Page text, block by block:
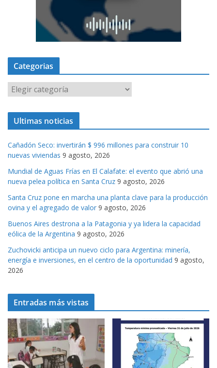
Categorias
a
t
o
r
i
a
s
Ultimas noticias
Cañadón Seco: invertirán $ 996 millones para construir 10
nuevas viviendas 9 agosto, 2026
Mundial de Aguas Frías en El Calafate: el evento que abrió una
nueva pelea política en Santa Cruz 9 agosto, 2026
Santa Cruz pone en marcha una planta clave para la producción
ovina y el agregado de valor 9 agosto, 2026
Buenos Aires destrona a la Patagonia y ya lidera la capacidad
eólica de la Argentina 9 agosto, 2026
Zuchovicki anticipa un nuevo ciclo para Argentina: minería,
energía e inversiones, en el centro de la oportunidad 9 agosto,
2026
Entradas más vistas